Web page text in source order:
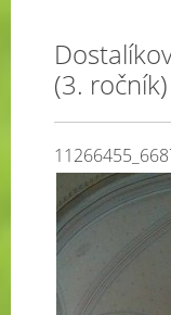
(3. ročník)